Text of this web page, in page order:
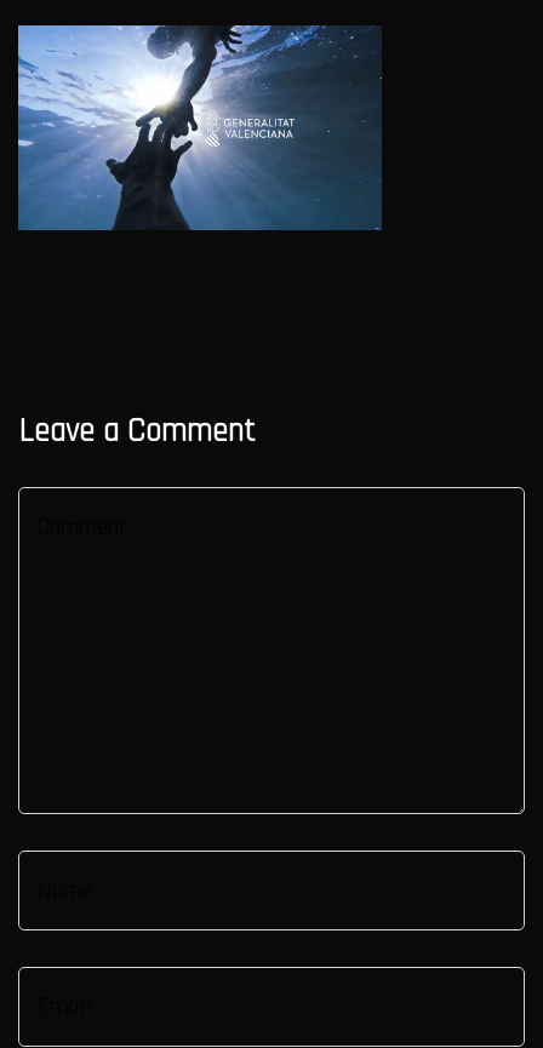
Leave a Comment